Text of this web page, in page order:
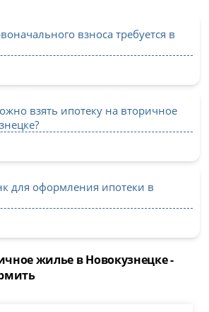
взноса требуется в
взять ипотеку на вторичное
для оформления ипотеки в
жилье в Новокузнецке -